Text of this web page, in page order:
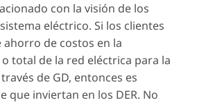
con la visión de los
eléctrico. Si los clientes
ahorro de costos en la
total de la red eléctrica para la
de GD, entonces es
que inviertan en los DER. No